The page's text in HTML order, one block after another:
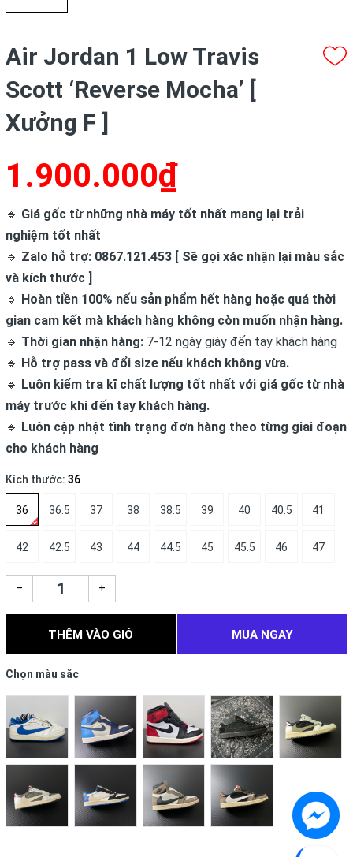
Air Jordan 1 Low Travis
Scott ‘Reverse Mocha’ [
Xưởng F ]
1.900.000₫
🔹 Giá gốc từ những nhà máy tốt nhất mang lại trải
nghiệm tốt nhất
🔹 Zalo hỗ trợ: 0867.121.453 [ Sẽ gọi xác nhận lại màu sắc
và kích thước ]
🔹 Hoàn tiền 100% nếu sản phẩm hết hàng hoặc quá thời
gian cam kết mà khách hàng không còn muốn nhận hàng.
🔹 Thời gian nhận hàng: 7-12 ngày giày đến tay khách hàng
🔹 Hỗ trợ pass và đổi size nếu khách không vừa.
🔹 Luôn kiểm tra kĩ chất lượng tốt nhất với giá gốc từ nhà
máy trước khi đến tay khách hàng.
🔹 Luôn cập nhật tình trạng đơn hàng theo từng giai đoạn
cho khách hàng
Kích thước: 36
36 36.5 37 38 38.5 39 40 40.5 41
42 42.5 43 44 44.5 45 45.5 46 47
– +
THÊM VÀO GIỎ MUA NGAY
Chọn màu sắc